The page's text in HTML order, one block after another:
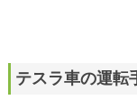
テスラ車の運転